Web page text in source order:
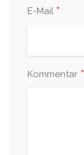
E-Mail *
Kommentar *